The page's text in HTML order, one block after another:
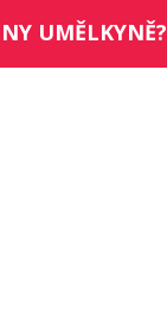
UMĚLKYNĚ?